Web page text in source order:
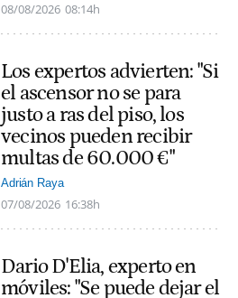
08/08/2026 08:14h
Los expertos advierten: "Si
el ascensor no se para
justo a ras del piso, los
vecinos pueden recibir
multas de 60.000 €"
Adrián Raya
07/08/2026 16:38h
Dario D'Elia, experto en
móviles: "Se puede dejar el